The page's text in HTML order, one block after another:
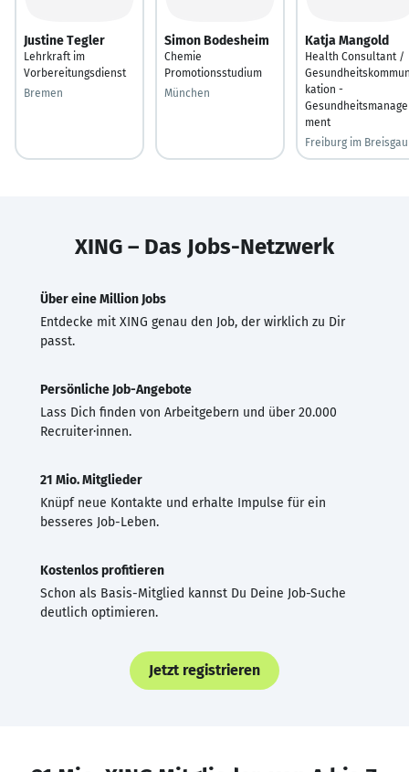
Justine Tegler
Lehrkraft im
Vorbereitungsdienst
Bremen
Simon Bodesheim
Chemie
Promotionsstudium
München
Katja Mangold
Health Consultant /
kation -
Gesundheitsmanage
ment
Freiburg im Breisgau
XING – Das Jobs-Netzwerk
Über eine Million Jobs
Entdecke mit XING genau den Job, der wirklich zu Dir
passt.
Persönliche Job-Angebote
Lass Dich finden von Arbeitgebern und über 20.000
Recruiter·innen.
21 Mio. Mitglieder
Knüpf neue Kontakte und erhalte Impulse für ein
besseres Job-Leben.
Kostenlos profitieren
Schon als Basis-Mitglied kannst Du Deine Job-Suche
deutlich optimieren.
Jetzt registrieren